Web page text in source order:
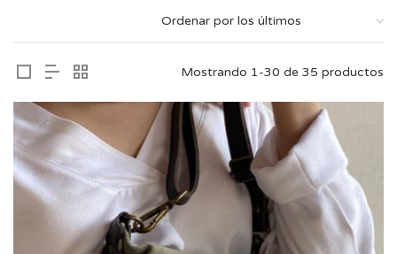
Mostrando 1-30 de 35 productos